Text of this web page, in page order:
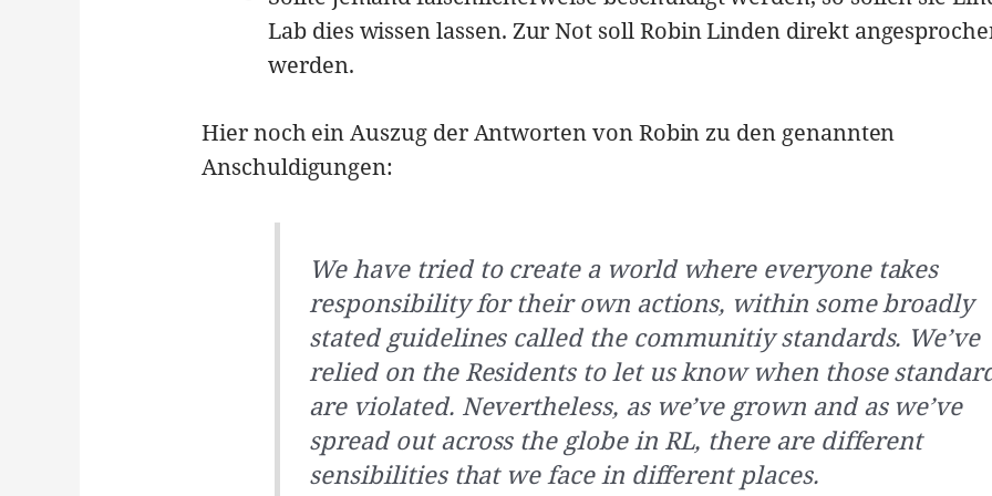
Lab dies wissen lassen. Zur Not soll Robin Linden direkt
werden.
Hier noch ein Auszug der Antworten von Robin zu den genannten
Anschuldigungen:
We have tried to create a world where everyone takes
responsibility for their own actions, within some broadly
stated guidelines called the communitiy standards. We’ve
relied on the Residents to let us know when those
are violated. Nevertheless, as we’ve grown and as we’ve
spread out across the globe in RL, there are different
sensibilities that we face in different places.